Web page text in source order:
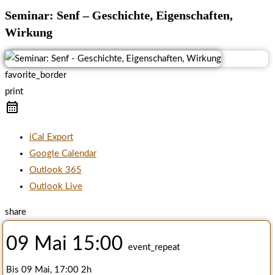
Seminar: Senf – Geschichte, Eigenschaften,
Wirkung
favorite_border
print
iCal Export
Google Calendar
Outlook 365
Outlook Live
share
09 Mai 15:00 event_repeat
Bis 09 Mai, 17:00 2h